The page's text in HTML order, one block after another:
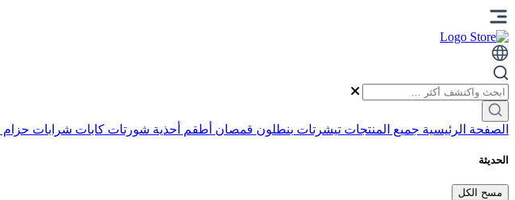
الصفحة الرئيسية جميع المنتجات تيشرتات بنطلون قمصان أطقم أحذية شورتات كابات شرابات حزام
الحديثة
مسح الكل